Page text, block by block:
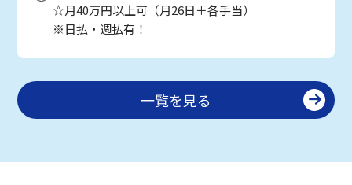
☆月40万円以上可（月26日＋各手当）
※日払・週払有！
一覧を見る